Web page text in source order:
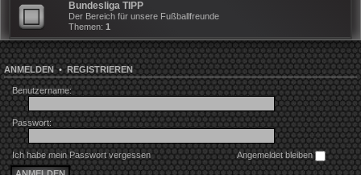
Bundesliga TIPP
Der Bereich für unsere Fußballfreunde
Themen: 1
ANMELDEN•REGISTRIEREN
Benutzername:
Passwort:
Ich habe mein Passwort vergessen Angemeldet bleiben